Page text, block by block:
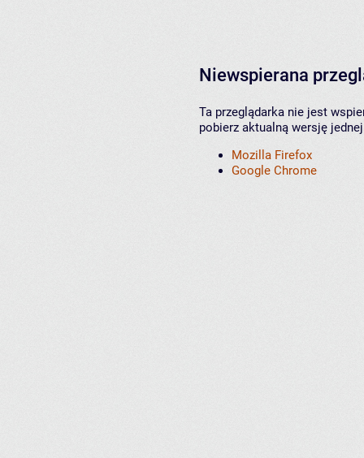
Niewspierana
Ta przeglądarka nie jest
pobierz aktualną wersję
Mozilla Firefox
Google Chrome